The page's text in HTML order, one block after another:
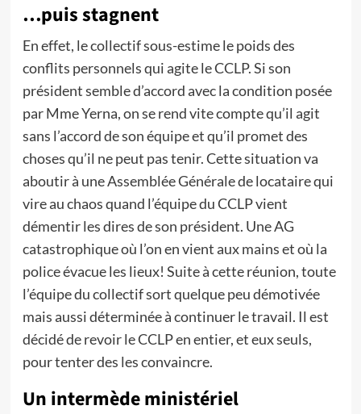
…puis stagnent
En effet, le collectif sous-estime le poids des
conflits personnels qui agite le CCLP. Si son
président semble d’accord avec la condition posée
par Mme Yerna, on se rend vite compte qu’il agit
sans l’accord de son équipe et qu’il promet des
choses qu’il ne peut pas tenir. Cette situation va
aboutir à une Assemblée Générale de locataire qui
vire au chaos quand l’équipe du CCLP vient
démentir les dires de son président. Une AG
catastrophique où l’on en vient aux mains et où la
police évacue les lieux! Suite à cette réunion, toute
l’équipe du collectif sort quelque peu démotivée
mais aussi déterminée à continuer le travail. Il est
décidé de revoir le CCLP en entier, et eux seuls,
pour tenter des les convaincre.
Un intermède ministériel